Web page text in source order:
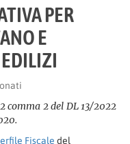
PER
E
comma 2 del DL 13/2022
Fiscale del